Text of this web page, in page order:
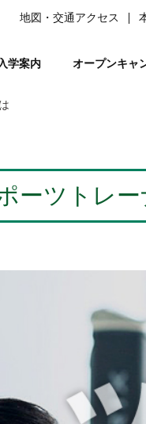
地図・交通アクセス
れる理由
みどりの風鍼灸院・
学案内
AO入試
オープンキャ
キャンパス
師とは
ー資格取得講座
ーツトレ